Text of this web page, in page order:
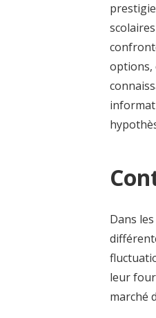
options,
Dans
leur
marché